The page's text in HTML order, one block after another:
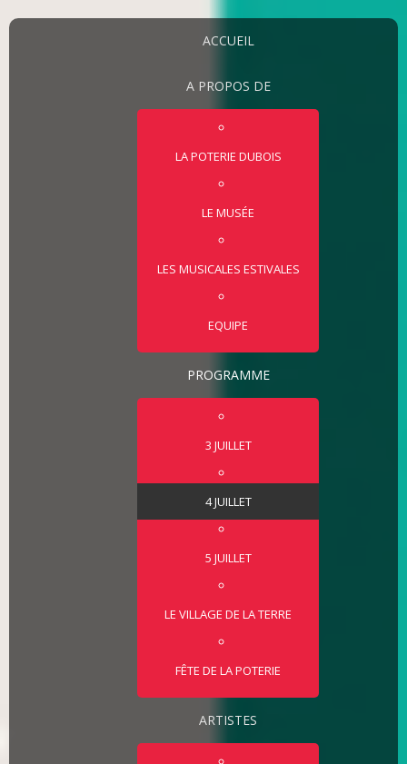
ACCUEIL
A PROPOS DE
LA POTERIE DUBOIS
LE MUSÉE
LES MUSICALES ESTIVALES
EQUIPE
PROGRAMME
3 JUILLET
4 JUILLET
5 JUILLET
LE VILLAGE DE LA TERRE
FÊTE DE LA POTERIE
ARTISTES